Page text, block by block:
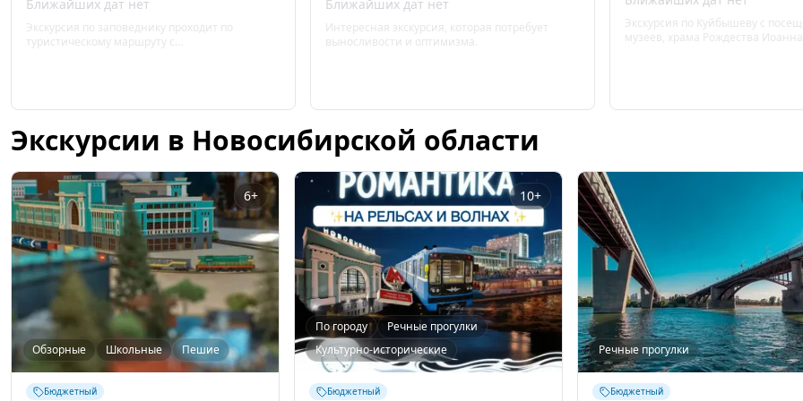
Ближайших дат нет
Экскурсия по заповеднику проходит по
туристическому маршруту с
Ближайших дат нет
Интересная экскурсия, которая потребует
выносливости и оптимизма.
Экскурсия по Куйбышеву с
музеев, храма Рождества
Экскурсии в Новосибирской области
6+
Обзорные Школьные Пешие
Бюджетный
10+
По городу
Речные прогулки
Культурно-исторические
Бюджетный
Речные прогулки
Бюджетный